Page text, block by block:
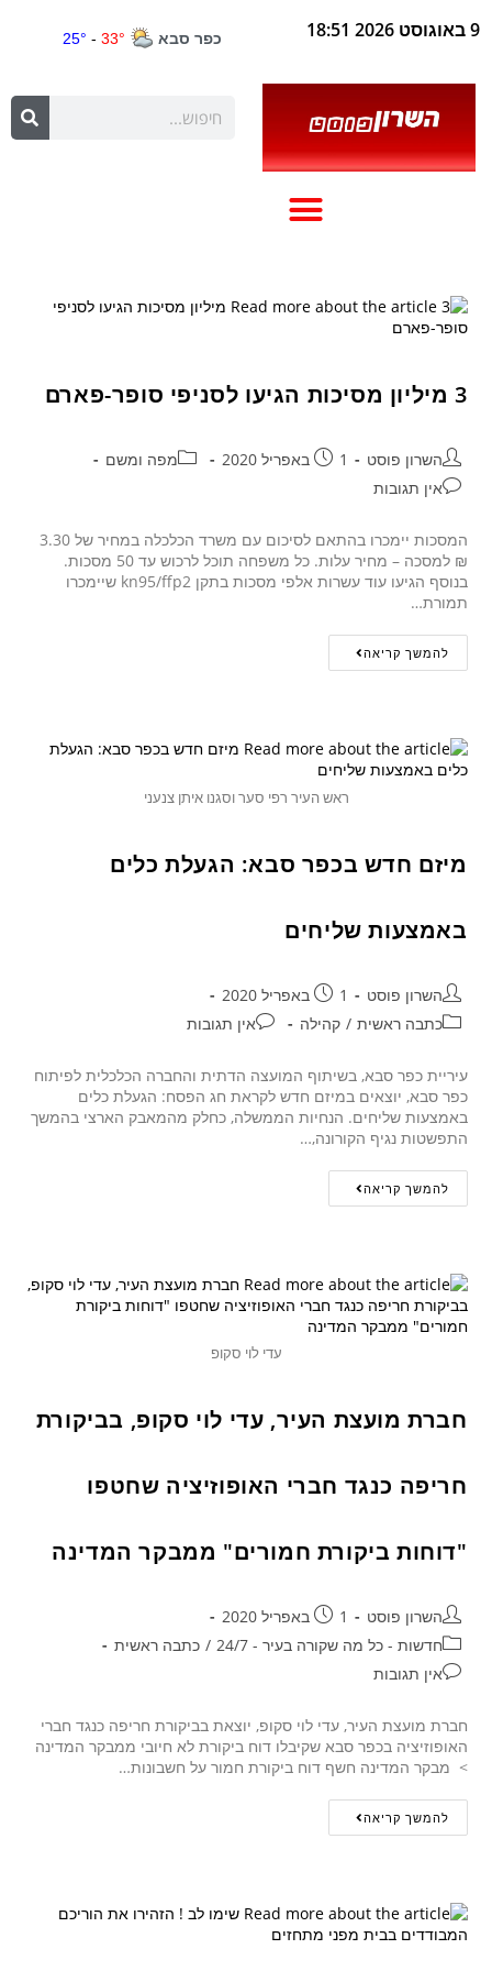
9 באוגוסט 2026 18:51
3 מיליון מסיכות הגיעו לסניפי סופר-פארם
השרון פוסט 1 באפריל 2020
מפה ומשם
אין תגובות
המסכות יימכרו בהתאם לסיכום עם משרד הכלכלה במחיר של 3.30
₪ למסכה – מחיר עלות. כל משפחה תוכל לרכוש עד 50 מסכות.
בנוסף הגיעו עוד עשרות אלפי מסכות בתקן kn95/ffp2 שיימכרו
תמורת…
להמשך קריאה
ראש העיר רפי סער וסגנו איתן צנעני
מיזם חדש בכפר סבא: הגעלת כלים
באמצעות שליחים
השרון פוסט
1 באפריל 2020
כתבה ראשית / קהילה אין תגובות
עיריית כפר סבא, בשיתוף המועצה הדתית והחברה הכלכלית לפיתוח
כפר סבא, יוצאים במיזם חדש לקראת חג הפסח: הגעלת כלים
באמצעות שליחים. הנחיות הממשלה, כחלק מהמאבק הארצי בהמשך
התפשטות נגיף הקורונה,…
להמשך קריאה
עדי לוי סקופ
חברת מועצת העיר, עדי לוי סקופ, בביקורת
חריפה כנגד חברי האופוזיציה שחטפו
"דוחות ביקורת חמורים" ממבקר המדינה
השרון פוסט
1 באפריל 2020
חדשות - כל מה שקורה בעיר - 24/7
/ כתבה ראשית
אין תגובות
חברת מועצת העיר, עדי לוי סקופ, יוצאת בביקורת חריפה כנגד חברי
האופוזיציה בכפר סבא שקיבלו דוח ביקורת לא חיובי ממבקר המדינה
> מבקר המדינה חשף דוח ביקורת חמור על חשבונות…
להמשך קריאה